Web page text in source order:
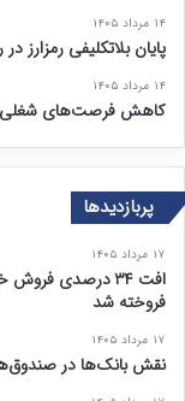
۱۴ مرداد ۱۴۰۵
پایان بلاتکلیفی رمزارز
۱۴ مرداد ۱۴۰۵
کاهش فرصت‌های شغلی
پربازدیدها
۱۷ مرداد ۱۴۰۵
فروخته شد
۱۷ مرداد ۱۴۰۵
نقش بانک‌ها در